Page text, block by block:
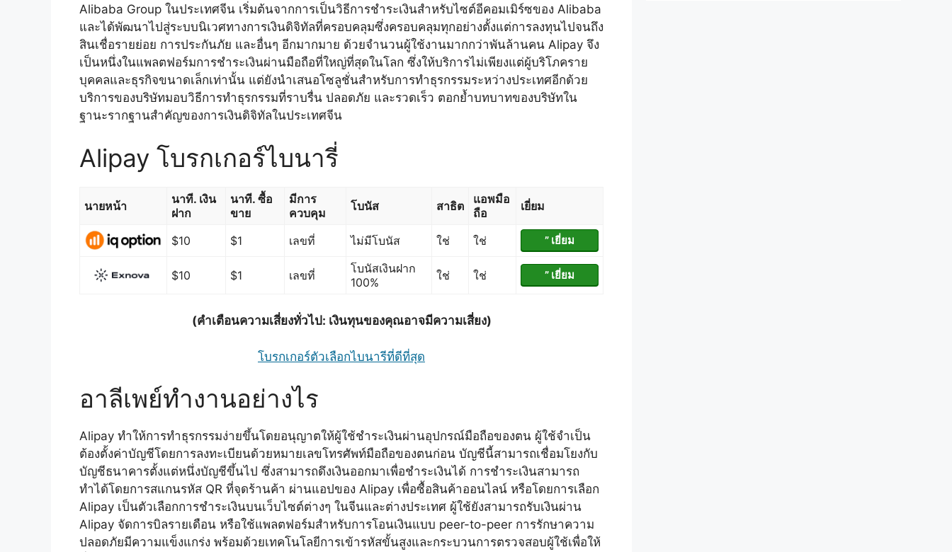
Alibaba Group ในประเทศจีน เริ่มต้นจากการเป็นวิธีการชำระเงินสำหรับไซต์อีคอมเมิร์ซของ Alibaba
และได้พัฒนาไปสู่ระบบนิเวศทางการเงินดิจิทัลที่ครอบคลุมซึ่งครอบคลุมทุกอย่างตั้งแต่การลงทุนไปจนถึง
สินเชื่อรายย่อย การประกันภัย และอื่นๆ อีกมากมาย ด้วยจำนวนผู้ใช้งานมากกว่าพันล้านคน Alipay จึง
เป็นหนึ่งในแพลตฟอร์มการชำระเงินผ่านมือถือที่ใหญ่ที่สุดในโลก ซึ่งให้บริการไม่เพียงแต่ผู้บริโภคราย
บุคคลและธุรกิจขนาดเล็กเท่านั้น แต่ยังนำเสนอโซลูชั่นสำหรับการทำธุรกรรมระหว่างประเทศอีกด้วย
บริการของบริษัทมอบวิธีการทำธุรกรรมที่ราบรื่น ปลอดภัย และรวดเร็ว ตอกย้ำบทบาทของบริษัทใน
ฐานะรากฐานสำคัญของการเงินดิจิทัลในประเทศจีน
Alipay โบรกเกอร์ไบนารี่
นายหน้า
นาที. เงิน
ฝาก
นาที. ซื้อ
ขาย
มีการ
ควบคุม
โบนัส สาธิต
แอพมือ
ถือ
เยี่ยม
$10 $1 เลขที่ ไม่มีโบนัส ใช่ ใช่ ” เยี่ยม
$10 $1 เลขที่
โบนัสเงินฝาก
100%
ใช่ ใช่ ” เยี่ยม
(คำเตือนความเสี่ยงทั่วไป: เงินทุนของคุณอาจมีความเสี่ยง)
โบรกเกอร์ตัวเลือกไบนารีที่ดีที่สุด
อาลีเพย์ทำงานอย่างไร
Alipay ทำให้การทำธุรกรรมง่ายขึ้นโดยอนุญาตให้ผู้ใช้ชำระเงินผ่านอุปกรณ์มือถือของตน ผู้ใช้จำเป็น
ต้องตั้งค่าบัญชีโดยการลงทะเบียนด้วยหมายเลขโทรศัพท์มือถือของตนก่อน บัญชีนี้สามารถเชื่อมโยงกับ
บัญชีธนาคารตั้งแต่หนึ่งบัญชีขึ้นไป ซึ่งสามารถดึงเงินออกมาเพื่อชำระเงินได้ การชำระเงินสามารถ
ทำได้โดยการสแกนรหัส QR ที่จุดร้านค้า ผ่านแอปของ Alipay เพื่อซื้อสินค้าออนไลน์ หรือโดยการเลือก
Alipay เป็นตัวเลือกการชำระเงินบนเว็บไซต์ต่างๆ ในจีนและต่างประเทศ ผู้ใช้ยังสามารถรับเงินผ่าน
Alipay จัดการบิลรายเดือน หรือใช้แพลตฟอร์มสำหรับการโอนเงินแบบ peer-to-peer การรักษาความ
ปลอดภัยมีความแข็งแกร่ง พร้อมด้วยเทคโนโลยีการเข้ารหัสขั้นสูงและกระบวนการตรวจสอบผู้ใช้เพื่อให้